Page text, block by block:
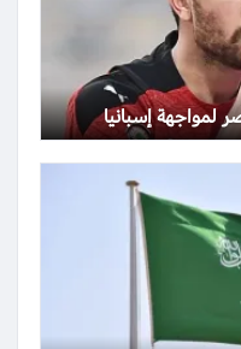
لمواجهة إسبانيا